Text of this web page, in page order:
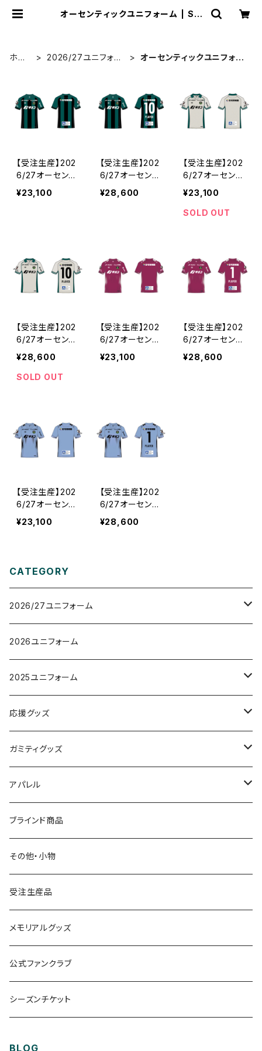
オーセンティックユニフォーム | SC
ホー
2026/27ユニフォー
オーセンティックユニフォー
【受注生産】202
6/27オーセンテ
ィックユニフォー
ム_FP/1st_ネー
¥23,100
【受注生産】202
6/27オーセンテ
ィックユニフォー
ム_FP/1st_ネー
¥28,600
【受注生産】202
6/27オーセンテ
ィックユニフォー
ム_FP/2nd_ネ
ーム&ナンバー
¥23,100
SOLD OUT
【受注生産】202
6/27オーセンテ
ィックユニフォー
ム_FP/2nd_ネ
ーム&ナンバー
¥28,600
SOLD OUT
【受注生産】202
6/27オーセンテ
ィックユニフォー
ム_GK/1st_ネー
¥23,100
【受注生産】202
6/27オーセンテ
ィックユニフォー
ム_GK/1st_ネー
¥28,600
【受注生産】202
6/27オーセンテ
ィックユニフォー
ム_GK/2nd_ネ
¥23,100
【受注生産】202
6/27オーセンテ
ィックユニフォー
ム_GK/2nd_ネ
¥28,600
CATEGORY
2026/27ユニフォーム
オーセンティックユニフォーム
レプリカユニフォーム
2026ユニフォーム
2025ユニフォーム
オーセンティックユニフォーム
レプリカユニフォーム
応援グッズ
タオルマフラー
フラッグ
その他
ガミティグッズ
ガミぐるみ
タオル
Tシャツ
ガミティ勤続10周年グッズ
その他
アパレル
クラブオフィシャルウェア
S.（エスドット）
Tシャツ
アウター
UMBRO
ブラインド商品
その他・小物
受注生産品
メモリアルグッズ
公式ファンクラブ
シーズンチケット
BLOG